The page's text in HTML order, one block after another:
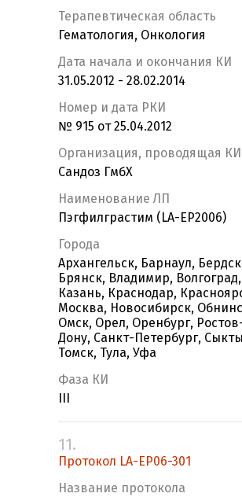
Терапевтическая область
Гематология, Онкология
Дата начала и окончания КИ
31.05.2012 - 28.02.2014
Номер и дата РКИ
№ 915 от 25.04.2012
Организация, проводящая КИ
Сандоз ГмбХ
Наименование ЛП
Пэгфилграстим (LA-EP2006)
Города
Архангельск, Барнаул,
Брянск, Владимир, Волгоград,
Казань, Краснодар,
Москва, Новосибирск,
Омск, Орел, Оренбург,
Дону, Санкт-Петербург,
Томск, Тула, Уфа
Фаза КИ
11.
Протокол LA-EP06-301
Название протокола